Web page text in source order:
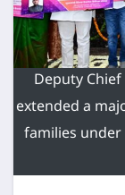
Deputy
extended a
families under